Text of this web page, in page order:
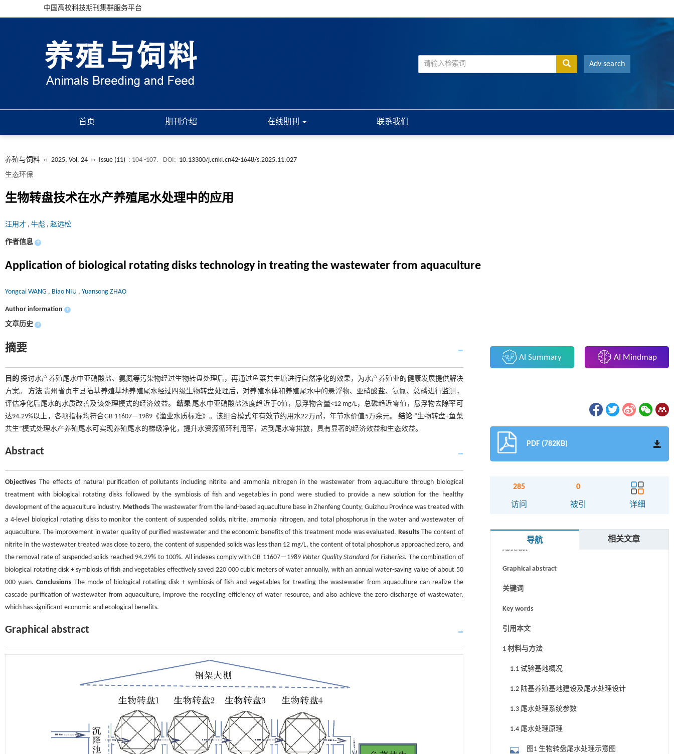
中国高校科技期刊集群服务平台
Adv search
首页 期刊介绍 在线期刊 联系我们
养殖与饲料 ›› 2025, Vol. 24 ›› Issue (11) : 104 -107. DOI: 10.13300/j.cnki.cn42-1648/s.2025.11.027
生态环保
生物转盘技术在水产养殖尾水处理中的应用
汪用才 , 牛彪 , 赵远松
作者信息 +
Application of biological rotating disks technology in treating the wastewater from aquaculture
Yongcai WANG , Biao NIU , Yuansong ZHAO
Author information +
文章历史 +
摘要
目的 探讨水产养殖尾水中亚硝酸盐、氨氮等污染物经过生物转盘处理后，再通过鱼菜共生塘进行自然净化的效果，为水产养殖业的健康发展提供解决
方案。 方法 贵州省贞丰县陆基养殖基地养殖尾水经过四级生物转盘处理后，对养殖水体和养殖尾水中的悬浮物、亚硝酸盐、氨氮、总磷进行监测，
评估净化后尾水的水质改善及该处理模式的经济效益。 结果 尾水中亚硝酸盐浓度趋近于0值，悬浮物含量<12 mg/L，总磷趋近零值，悬浮物去除率可
达94.29%以上，各项指标均符合GB 11607—1989《渔业水质标准》。该组合模式年有效节约用水22万㎥，年节水价值5万余元。结论“生物转盘+鱼菜
共生”模式处理水产养殖尾水可实现养殖尾水的梯级净化，提升水资源循环利用率，达到尾水零排放，具有显著的经济效益和生态效益。
Abstract
Objectives The effects of natural purification of pollutants including nitrite and ammonia nitrogen in the wastewater from aquaculture through biological
treatment with biological rotating disks followed by the symbiosis of fish and vegetables in pond were studied to provide a new solution for the healthy
development of the aquaculture industry. Methods The wastewater from the land-based aquaculture base in Zhenfeng County, Guizhou Province was treated with
a 4-level biological rotating disks to monitor the content of suspended solids, nitrite, ammonia nitrogen, and total phosphorus in the water and wastewater of
aquaculture. The improvement in water quality of purified wastewater and the economic benefits of this treatment mode was evaluated. ResultsThe content of
nitrite in the wastewater treated was close to zero, the content of suspended solids was less than 12 mg/L, the content of total phosphorus approached zero, and
the removal rate of suspended solids reached 94.29% to 100%. All indexes comply with GB 11607—1989Water Quality Standard for Fisheries. The combination of
biological rotating disk + symbiosis of fish and vegetables effectively saved 220 000 cubic meters of water annually, with an annual water-saving value of about 50
000 yuan. ConclusionsThe mode of biological rotating disk + symbiosis of fish and vegetables for treating the wastewater from aquaculture can realize the
cascade purification of wastewater from aquaculture, improve the recycling efficiency of water resource, and also achieve the zero discharge of wastewater,
which has significant economic and ecological benefits.
Graphical abstract
AI Summary AI Mindmap
PDF (782KB)
285
访问
0
被引 详细
导航 相关文章
摘要
Abstract
Graphical abstract
关键词
Key words
引用本文
1 材料与方法
1.1 试验基地概况
1.2 陆基养殖基地建设及尾水处理设计
1.3 尾水处理系统参数
1.4 尾水处理原理
图1 生物转盘尾水处理示意图